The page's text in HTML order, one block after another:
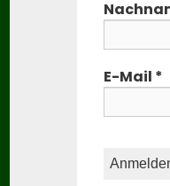
E-Mail *